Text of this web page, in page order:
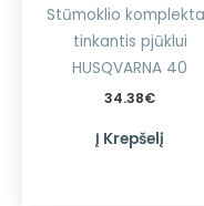
Stūmoklio
tinkantis pjūklui
HUSQVARNA 40
34.38€
Į Krepšelį